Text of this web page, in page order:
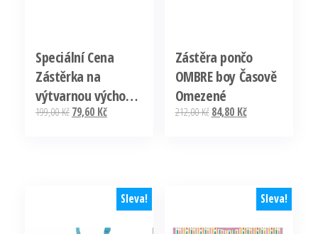
Speciální Cena
Zástěrka na
výtvarnou výchovu
Craftboy
199,00KčPůvodní
79,60 KčAktuální
Zástěra pončo
OMBRE boy Časově
Omezené
212,00Kč Původní
84,80 KčAktuální
Sleva! Sleva!